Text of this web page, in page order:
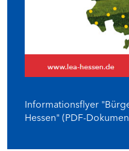
Informationsflyer
Hessen" (PDF-